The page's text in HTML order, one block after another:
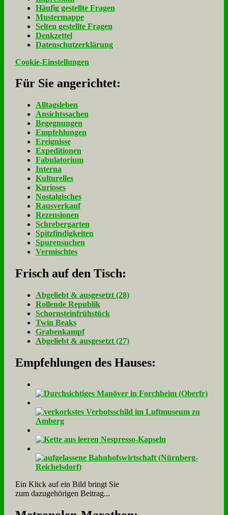
Häu­fig ge­stell­te Fra­gen
Mu­ster­map­pe
Sel­ten ge­stell­te Fra­gen
Denk­zet­tel
Da­ten­schutz­er­klä­rung
Cookie-Einstellungen
Für Sie an­ge­rich­tet:
Alltagsleben
Ansichtssachen
Begegnungen
Empfehlungen
Ereignisse
Expeditionen
Fabulatorium
Interna
Kulturelles
Kurioses
Nostalgisches
Rausverkauf
Rezensionen
Schrebergarten
Spitzfindigkeiten
Spurensuchen
Vermischtes
Frisch auf den Tisch:
Ab­ge­liebt & aus­ge­setzt (28)
Rol­len­de Re­pu­blik
Schorn­stein­früh­stück
Twin Beaks
Gra­ben­kampf
Ab­ge­liebt & aus­ge­setzt (27)
Empfehlungen des Hauses:
Ein Klick auf ein Bild bringt Sie
zum dazugehörigen Beitrag...